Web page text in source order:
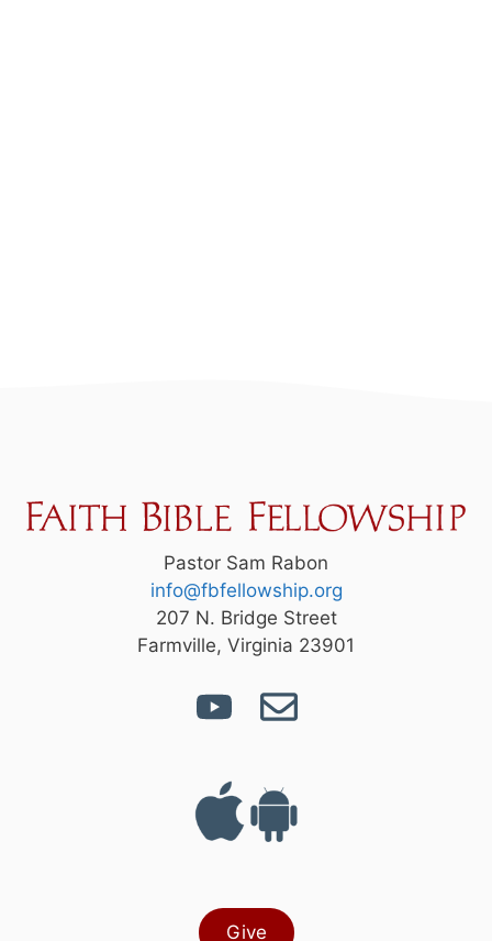
Pastor Sam Rabon
info@fbfellowship.org
207 N. Bridge Street
Farmville, Virginia 23901
Give